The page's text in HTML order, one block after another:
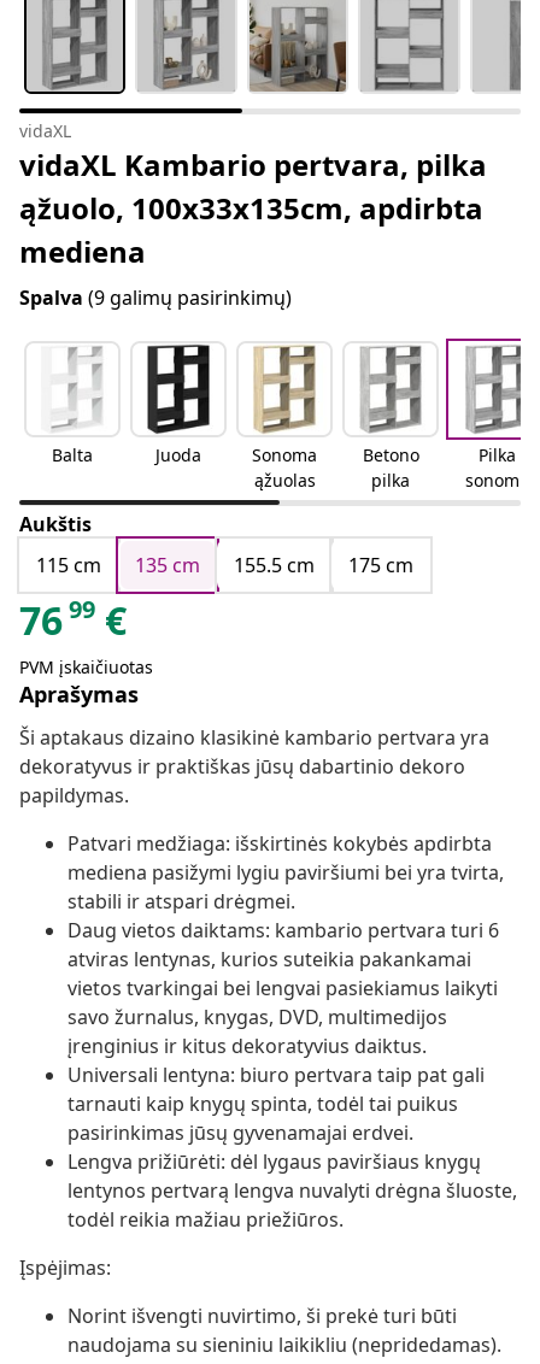
vidaXL
vidaXL Kambario pertvara, pilka
ąžuolo, 100x33x135cm, apdirbta
mediena
Spalva (9 galimų pasirinkimų)
Balta Juoda
Sonoma
ąžuolas
Betono
pilka
Pilka
sonoma
ąžuolo
Aukštis
115 cm
135 cm 155.5 cm 175 cm
7699 €
PVM įskaičiuotas
Aprašymas
Ši aptakaus dizaino klasikinė kambario pertvara yra
dekoratyvus ir praktiškas jūsų dabartinio dekoro
papildymas.
Patvari medžiaga: išskirtinės kokybės apdirbta
mediena pasižymi lygiu paviršiumi bei yra tvirta,
stabili ir atspari drėgmei.
Daug vietos daiktams: kambario pertvara turi 6
atviras lentynas, kurios suteikia pakankamai
vietos tvarkingai bei lengvai pasiekiamus laikyti
savo žurnalus, knygas, DVD, multimedijos
įrenginius ir kitus dekoratyvius daiktus.
Universali lentyna: biuro pertvara taip pat gali
tarnauti kaip knygų spinta, todėl tai puikus
pasirinkimas jūsų gyvenamajai erdvei.
Lengva prižiūrėti: dėl lygaus paviršiaus knygų
lentynos pertvarą lengva nuvalyti drėgna šluoste,
todėl reikia mažiau priežiūros.
Įspėjimas:
Norint išvengti nuvirtimo, ši prekė turi būti
naudojama su sieniniu laikikliu (nepridedamas).